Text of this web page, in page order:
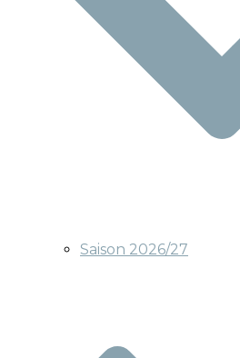
Saison 2026/27